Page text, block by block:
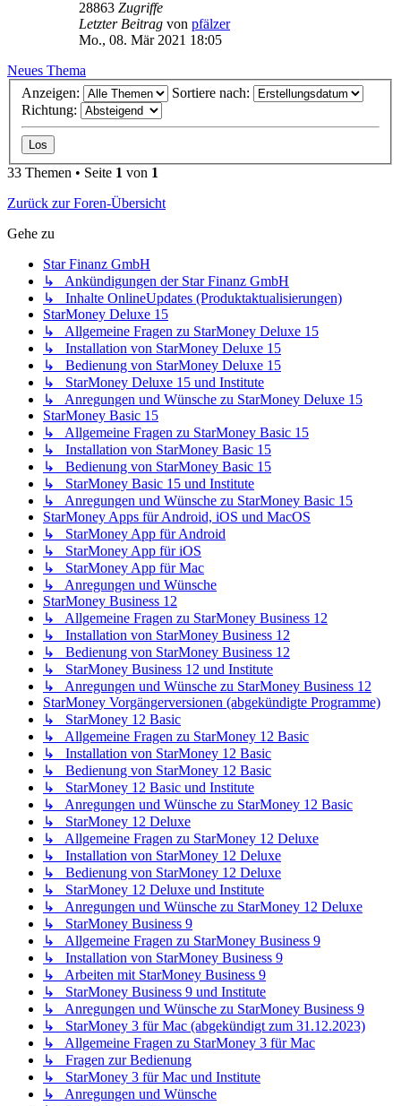
28863 Zugriffe
Letzter Beitrag von pfälzer
Mo., 08. Mär 2021 18:05
Neues Thema
Anzeigen:
Sortiere nach:
Richtung:
33 Themen • Seite 1 von 1
Zurück zur Foren-Übersicht
Gehe zu
Star Finanz GmbH
↳ Ankündigungen der Star Finanz GmbH
↳ Inhalte OnlineUpdates (Produktaktualisierungen)
StarMoney Deluxe 15
↳ Allgemeine Fragen zu StarMoney Deluxe 15
↳ Installation von StarMoney Deluxe 15
↳ Bedienung von StarMoney Deluxe 15
↳ StarMoney Deluxe 15 und Institute
↳ Anregungen und Wünsche zu StarMoney Deluxe 15
StarMoney Basic 15
↳ Allgemeine Fragen zu StarMoney Basic 15
↳ Installation von StarMoney Basic 15
↳ Bedienung von StarMoney Basic 15
↳ StarMoney Basic 15 und Institute
↳ Anregungen und Wünsche zu StarMoney Basic 15
StarMoney Apps für Android, iOS und MacOS
↳ StarMoney App für Android
↳ StarMoney App für iOS
↳ StarMoney App für Mac
↳ Anregungen und Wünsche
StarMoney Business 12
↳ Allgemeine Fragen zu StarMoney Business 12
↳ Installation von StarMoney Business 12
↳ Bedienung von StarMoney Business 12
↳ StarMoney Business 12 und Institute
↳ Anregungen und Wünsche zu StarMoney Business 12
StarMoney Vorgängerversionen (abgekündigte Programme)
↳ StarMoney 12 Basic
↳ Allgemeine Fragen zu StarMoney 12 Basic
↳ Installation von StarMoney 12 Basic
↳ Bedienung von StarMoney 12 Basic
↳ StarMoney 12 Basic und Institute
↳ Anregungen und Wünsche zu StarMoney 12 Basic
↳ StarMoney 12 Deluxe
↳ Allgemeine Fragen zu StarMoney 12 Deluxe
↳ Installation von StarMoney 12 Deluxe
↳ Bedienung von StarMoney 12 Deluxe
↳ StarMoney 12 Deluxe und Institute
↳ Anregungen und Wünsche zu StarMoney 12 Deluxe
↳ StarMoney Business 9
↳ Allgemeine Fragen zu StarMoney Business 9
↳ Installation von StarMoney Business 9
↳ Arbeiten mit StarMoney Business 9
↳ StarMoney Business 9 und Institute
↳ Anregungen und Wünsche zu StarMoney Business 9
↳ StarMoney 3 für Mac (abgekündigt zum 31.12.2023)
↳ Allgemeine Fragen zu StarMoney 3 für Mac
↳ Fragen zur Bedienung
↳ StarMoney 3 für Mac und Institute
↳ Anregungen und Wünsche